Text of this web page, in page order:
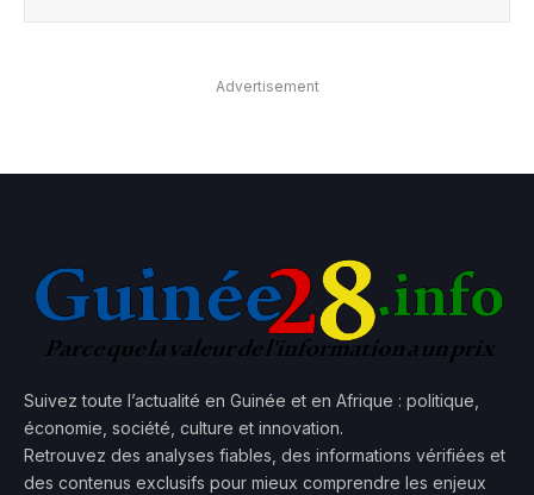
Advertisement
Suivez toute l’actualité en Guinée et en Afrique : politique,
économie, société, culture et innovation.
Retrouvez des analyses fiables, des informations vérifiées et
des contenus exclusifs pour mieux comprendre les enjeux